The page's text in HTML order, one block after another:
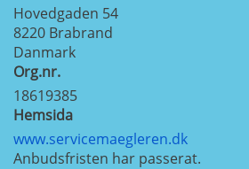
Hovedgaden 54
8220 Brabrand
Danmark
Org.nr.
18619385
Hemsida
www.servicemaegleren.dk
Anbudsfristen har passerat.